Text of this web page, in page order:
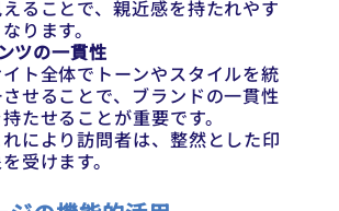
えることで、親近感を持たれやす
ります。
ツの一貫性
ト全体でトーンやスタイルを統
せることで、ブランドの一貫性
たせることが重要です。
れにより訪問者は、整然とした印
受けます。